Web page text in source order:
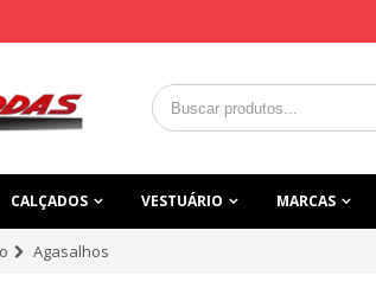
CALÇADOS VESTUÁRIO MARCAS
Agasalhos